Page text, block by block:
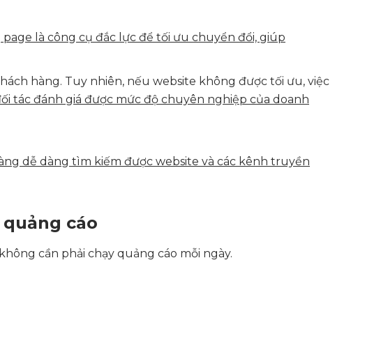
là công cụ đắc lực để tối ưu chuyển đổi, giúp
tác đánh giá được mức độ chuyên nghiệp của doanh
dễ dàng tìm kiếm được website và các kênh truyền
hàng. Tuy nhiên, nếu website không được tối ưu, việc
cáo
cần phải chạy quảng cáo mỗi ngày.